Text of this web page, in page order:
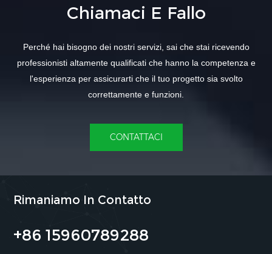
Chiamaci E Fallo
Perché hai bisogno dei nostri servizi, sai che stai ricevendo
professionisti altamente qualificati che hanno la competenza e
l'esperienza per assicurarti che il tuo progetto sia svolto
correttamente e funzioni.
CONTATTACI
Rimaniamo In Contatto
+86 15960789288